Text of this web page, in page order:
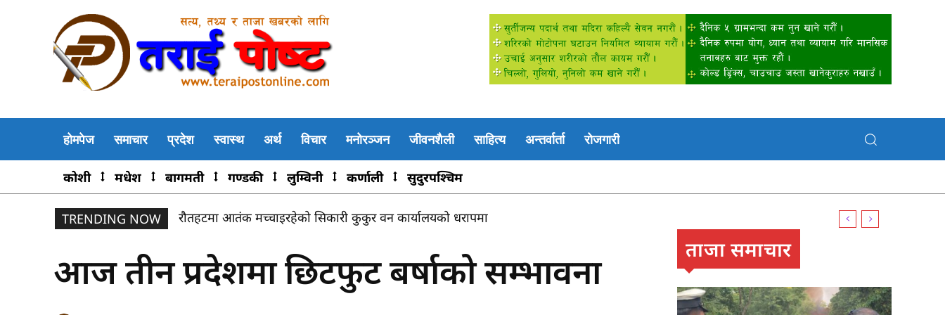
होमपेज समाचार प्रदेश स्वास्थ अर्थ विचार मनोरञ्जन जीवनशैली साहित्य अन्तर्वार्ता रोजगारी
कोशी मधेश बागमती गण्डकी लुम्विनी कर्णाली सुदुरपश्चिम
TRENDING NOW रौतहटमा रहस्यमय जंगली जनावरको आतंक: खसी, बाख्रा र कुखुरामाथि लगातार आक्रमण, स्थानीय त्रसित
आज तीन प्रदेशमा छिटफुट बर्षाको सम्भावना ताजा समाचार